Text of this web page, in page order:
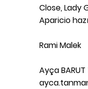
Close, Lady
Aparicio
Rami Malek
Ayça BARUT